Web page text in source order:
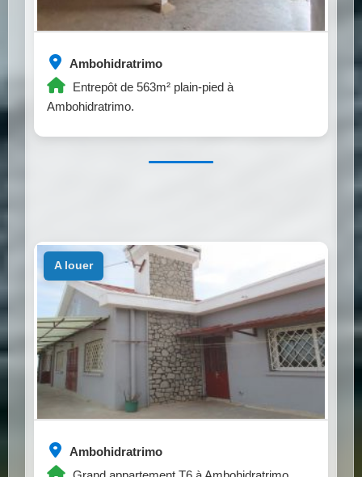
Ambohidratrimo
Entrepôt de 563m² plain-pied à
Ambohidratrimo.
Ambohidratrimo
a louer